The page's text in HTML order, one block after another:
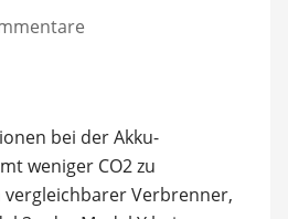
bei der Akku-
weniger CO2 zu
Verbrenner,